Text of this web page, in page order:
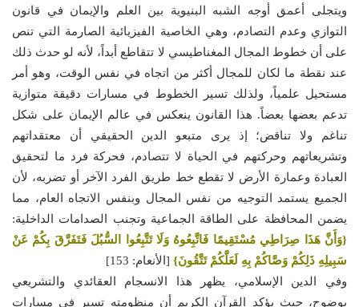
ويتجلى أعمق أوجه الشبه البنيوية بين العلم والإيمان في قانون
التوازي وعدم التصادم، وهي الخاصية الفيزيائية الصارمة التي تنص
على أن خطوط المجال المغناطيسي لا تتقاطع أبداً، لأنه لو حدث ذلك
عند نقطة ما لكان للمجال أكثر من اتجاه في نفس الوقت، وهو أمر
مستحيل علمياً، ولذلك تسير الخطوط في مسارات دقيقة متوازية
تدعم بعضها بعضاً. هذا القانون ينعكس في عالم الإيمان على شكل
تناغم ولا تناقض؛ إذ يرى متبعو الدين الحقيقي أن معتقداتهم
وتشريعاتهم وحركتهم في الحياة لا تتصادم، فحركة فرد ما لتحقيق
العبادة وعمارة الأرض لا تقطع خط طريق الفرد الآخر أو تضربه، لأن
الجميع يستمد التوجيه من نفس المجال وبنفس الاتجاه العام، مما
يضمن المحافظة على الطاقة الجماعية وتجنب الصدامات الداخلية:
{وَأَنَّ هَذَا صِرَاطِي مُسْتَقِيمًا فَاتَّبِعُوهُ وَلَا تَتَّبِعُوا السُّبُلَ فَتَفَرَّقَ بِكُمْ عَنْ
سَبِيلِهِ ذَلِكُمْ وَصَّاكُمْ بِهِ لَعَلَّكُمْ تَتَّقُونَ} [الأنعام: 153]
وفي الدين الإسلامي، يظهر هذا الانسجام العقائدي والتشريعي
بوضوح، حيث يؤكد القرآن الكريم أن منظومته تسير في مسارات